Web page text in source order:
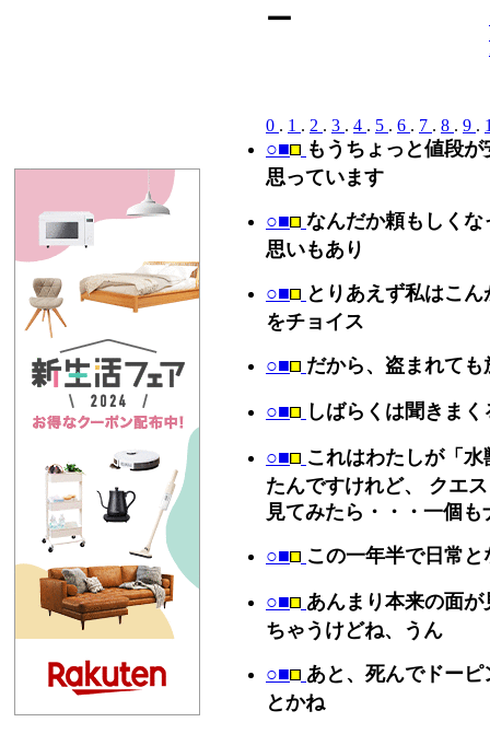
ー
0 . 1 . 2 . 3 . 4 . 5 . 6 . 7 . 8 . 9 .
○■ もうちょっと値段
思っています
○■ なんだか頼もしく
思いもあり
○■ とりあえず私はこ
をチョイス
○■ だから、盗まれて
○■ しばらくは聞きまく
○■ これはわたしが「
たんですけれど、 クエ
見てみたら・・・一個も
○■ この一年半で日常と
○■ あんまり本来の面
ちゃうけどね、うん
○■ あと、死んでドー
とかね